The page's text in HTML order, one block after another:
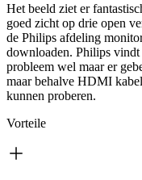
Het beeld ziet er
goed zicht op drie open
de Philips afdeling
downloaden. Philips
probleem wel maar er
maar behalve HDMI
kunnen proberen.
Vorteile